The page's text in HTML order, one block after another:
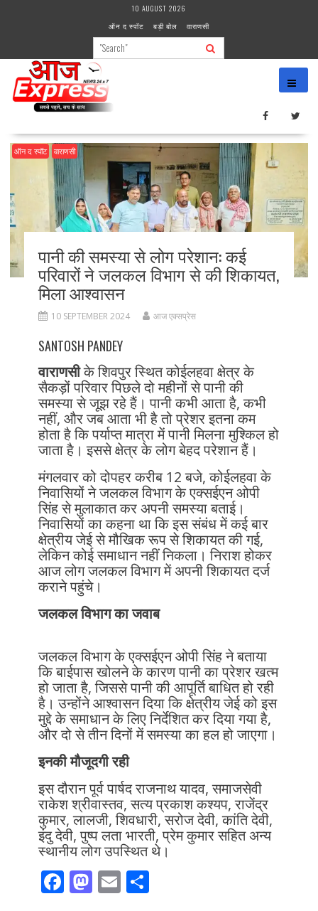
10 AUGUST 2026
ऑन द स्पॉट
बड़ी बोल वाराणसी
ऑन द स्पॉट वाराणसी
पानी की समस्या से लोग परेशान: कई
परिवारों ने जलकल विभाग से की शिकायत,
मिला आश्वासन
10 SEPTEMBER 2024 आज एक्सप्रेस
SANTOSH PANDEY
वाराणसीके शिवपुर स्थित कोईलहवा क्षेत्र के
सैकड़ों परिवार पिछले दो महीनों से पानी की
समस्या से जूझ रहे हैं। पानी कभी आता है, कभी
नहीं, और जब आता भी है तो प्रेशर इतना कम
होता है कि पर्याप्त मात्रा में पानी मिलना मुश्किल हो
जाता है। इससे क्षेत्र के लोग बेहद परेशान हैं।
मंगलवार को दोपहर करीब 12 बजे, कोईलहवा के
निवासियों ने जलकल विभाग के एक्सईएन ओपी
सिंह से मुलाकात कर अपनी समस्या बताई।
निवासियों का कहना था कि इस संबंध में कई बार
क्षेत्रीय जेई से मौखिक रूप से शिकायत की गई,
लेकिन कोई समाधान नहीं निकला। निराश होकर
आज लोग जलकल विभाग में अपनी शिकायत दर्ज
कराने पहुंचे।
जलकल विभाग का जवाब
जलकल विभाग के एक्सईएन ओपी सिंह ने बताया
कि बाईपास खोलने के कारण पानी का प्रेशर खत्म
हो जाता है, जिससे पानी की आपूर्ति बाधित हो रही
है। उन्होंने आश्वासन दिया कि क्षेत्रीय जेई को इस
मुद्दे के समाधान के लिए निर्देशित कर दिया गया है,
और दो से तीन दिनों में समस्या का हल हो जाएगा।
इनकी मौजूदगी रही
इस दौरान पूर्व पार्षद राजनाथ यादव, समाजसेवी
राकेश श्रीवास्तव, सत्य प्रकाश कश्यप, राजेंद्र
कुमार, लालजी, शिवधारी, सरोज देवी, कांति देवी,
इंदु देवी, पुष्प लता भारती, प्रेम कुमार सहित अन्य
स्थानीय लोग उपस्थित थे।
F M E S